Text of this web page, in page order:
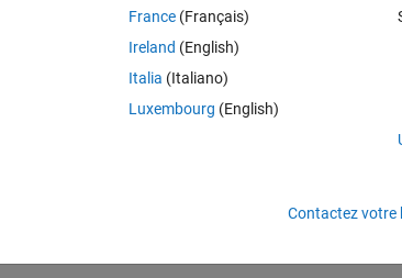
based on multiples of 2030. So first vector should
numbers from 2030 and up until 2*2030 (4060), third
France (Français)
Ireland (English)
Italia (Italiano)
Luxembourg (English)
Contactez votre